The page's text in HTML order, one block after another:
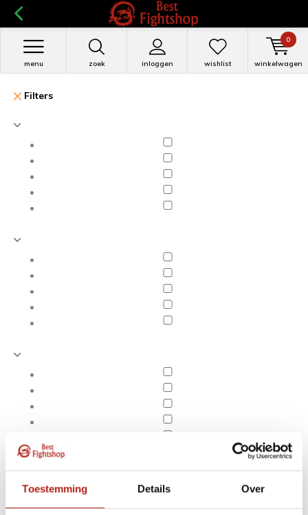
Toestemming Details Over
zoek inloggen
menu wishlist winkelwagen
0
Filters